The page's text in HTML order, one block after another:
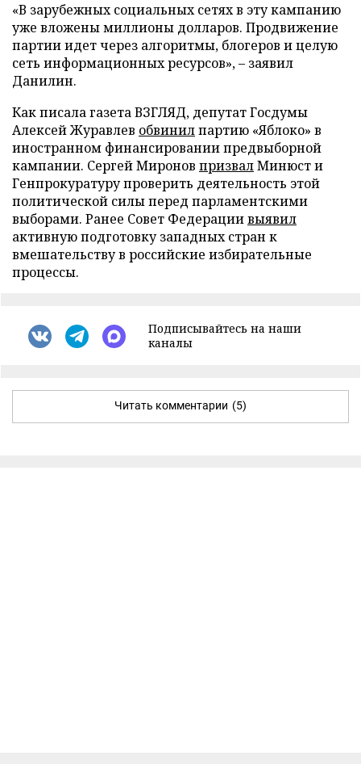
«В зарубежных социальных сетях в эту кампанию
уже вложены миллионы долларов. Продвижение
партии идет через алгоритмы, блогеров и целую
сеть информационных ресурсов», – заявил
Данилин.
Как писала газета ВЗГЛЯД, депутат Госдумы
Алексей Журавлев обвинилпартию «Яблоко» в
иностранном финансировании предвыборной
кампании. Сергей Миронов призвалМинюст и
Генпрокуратуру проверить деятельность этой
политической силы перед парламентскими
выборами. Ранее Совет Федерациивыявил
активную подготовку западных стран к
вмешательству в российские избирательные
процессы.
Подписывайтесь на наши
каналы
Читать комментарии (5)